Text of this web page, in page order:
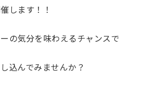
します！！
の気分を味わえるチャンスで
込んでみませんか？